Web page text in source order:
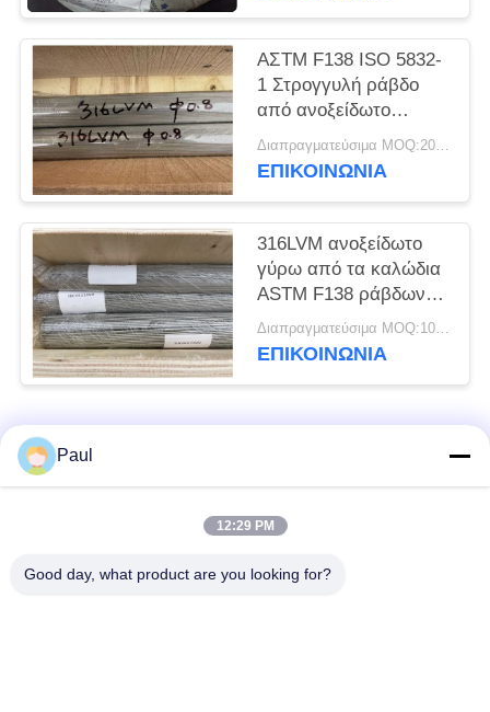
ΑΣTM F138 ISO 5832-
1 Στρογγυλή ράβδο
από ανοξείδωτο
χάλυβα 316LVM UNS
S31673 EN 1.4441
Διαπραγματεύσιμα MOQ:200 κιλά
ΕΠΙΚΟΙΝΩΝΊΑ
316LVM ανοξείδωτο
γύρω από τα καλώδια
ASTM F138 ράβδων
φραγμών SS
Διαπραγματεύσιμα MOQ:100 κιλά
ΕΠΙΚΟΙΝΩΝΊΑ
Λαϊκή κατηγορία
Σκληραίνοντας
Paul
12:29 PM
Good day, what product are you looking for?